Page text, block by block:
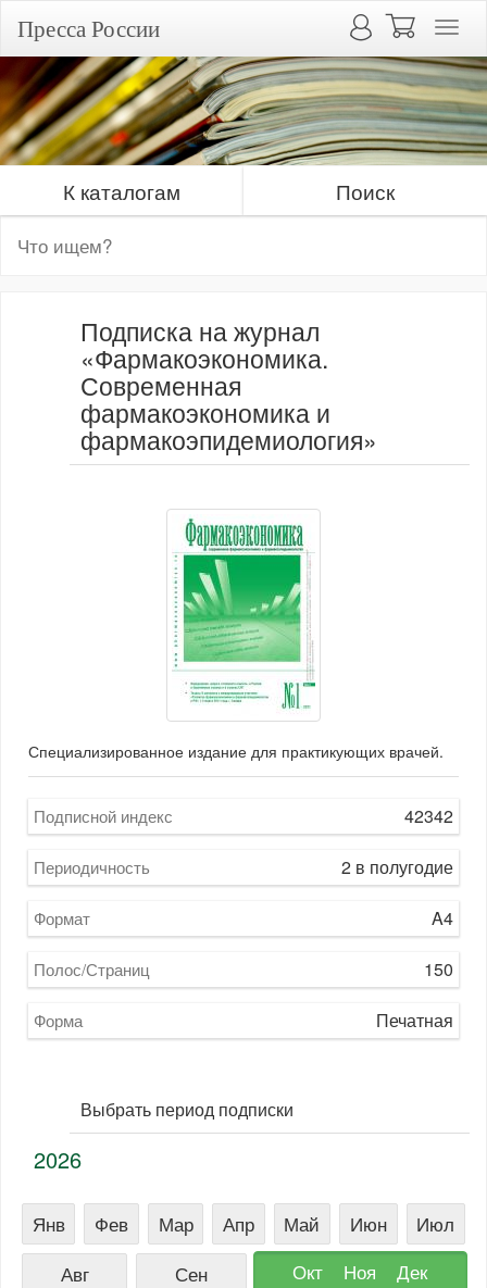
Пресса России
К каталогам Поиск
Подписка на журнал
«Фармакоэкономика.
Современная
фармакоэкономика и
фармакоэпидемиология»
Специализированное издание для практикующих врачей.
Подписной индекс 42342
Периодичность 2 в полугодие
Формат A4
Полос/Страниц 150
Форма Печатная
Выбрать период подписки
2026
Янв Фев Мар Апр Май Июн
Июл
Авг
Сен Окт Ноя Дек